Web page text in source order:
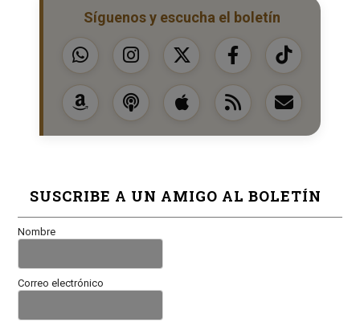
Síguenos y escucha el boletín
SUSCRIBE A UN AMIGO AL BOLETÍN
Nombre
Correo electrónico